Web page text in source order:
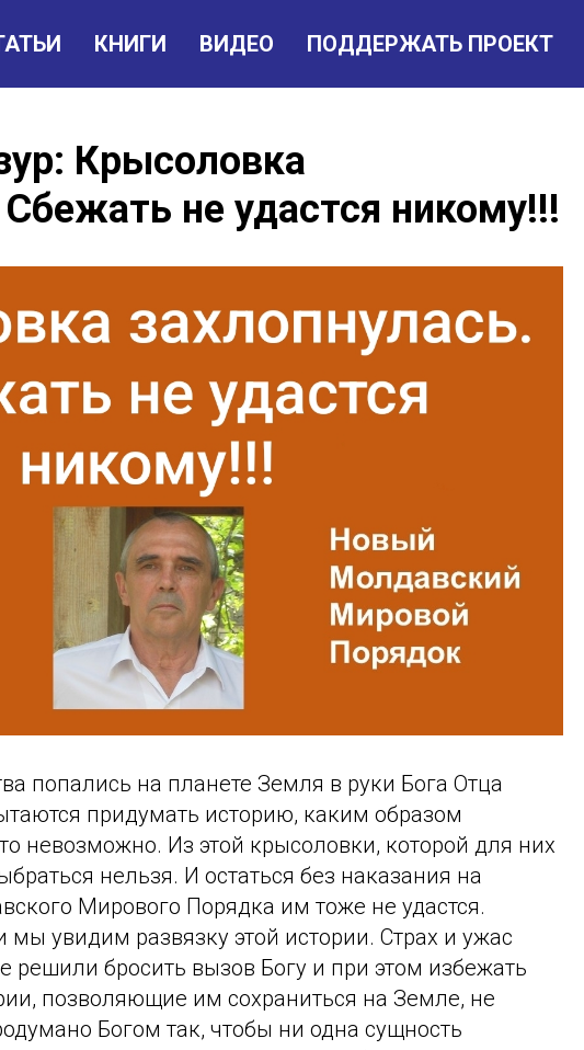
КНИГИ ВИДЕО ПОДДЕРЖАТЬ ПРОЕКТ
Крысоловка
не удастся никому!!!
попались на планете Земля в руки Бога Отца
придумать историю, каким образом
невозможно. Из этой крысоловки, которой для них
нельзя. И остаться без наказания на
Мирового Порядка им тоже не удастся.
увидим развязку этой истории. Страх и ужас
решили бросить вызов Богу и при этом избежать
позволяющие им сохраниться на Земле, не
Богом так, чтобы ни одна сущность